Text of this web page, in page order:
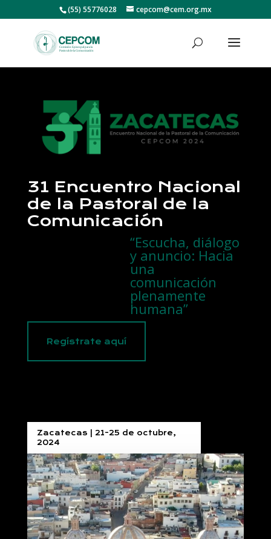
(55) 55776028 cepcom@cem.org.mx
31 Encuentro Nacional
de la Pastoral de la
Comunicación
“Escucha, diálogo
y anuncio: Hacia
una
comunicación
plenamente
humana”
Regístrate aquí
Zacatecas | 21-25 de octubre,
2024